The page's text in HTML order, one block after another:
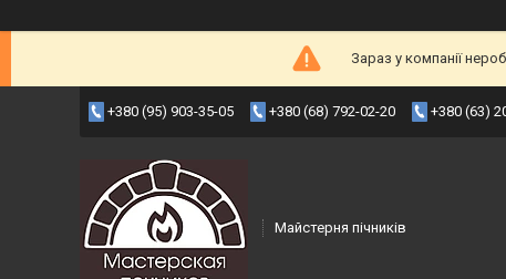
Зараз у компанії
+380 (95) 903-35-05 +380 (68) 792-02-20 +380 (63)
Майстерня пічників